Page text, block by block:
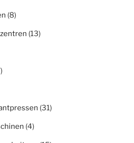
(8)
(13)
(31)
(4)